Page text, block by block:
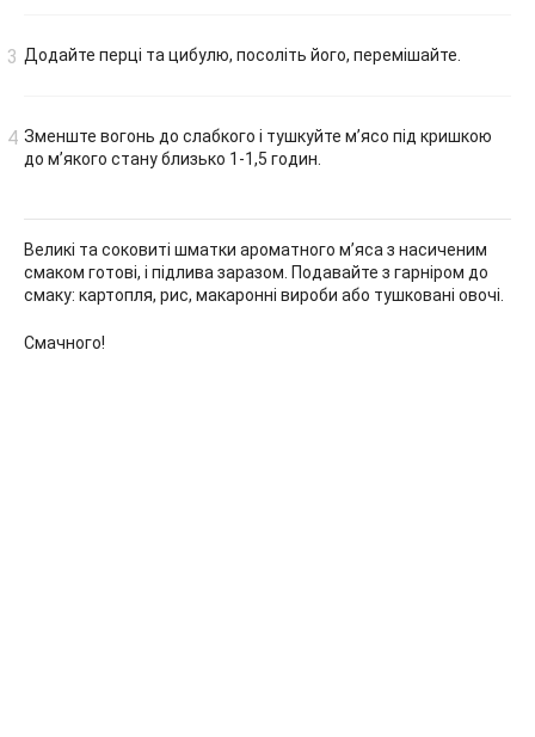
Додайте перці та цибулю, посоліть його, перемішайте.
Зменште вогонь до слабкого і тушкуйте м’ясо під кришкою
до м’якого стану близько 1-1,5 годин.
Великі та соковиті шматки ароматного м’яса з насиченим
смаком готові, і підлива заразом. Подавайте з гарніром до
смаку: картопля, рис, макаронні вироби або тушковані овочі.
Смачного!